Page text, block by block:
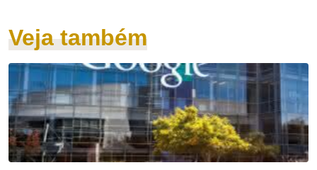
Veja também